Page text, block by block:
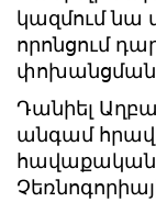
կազմում նա
որոնցում
փոխանցման
Դանիել
անգամ
հավաքական